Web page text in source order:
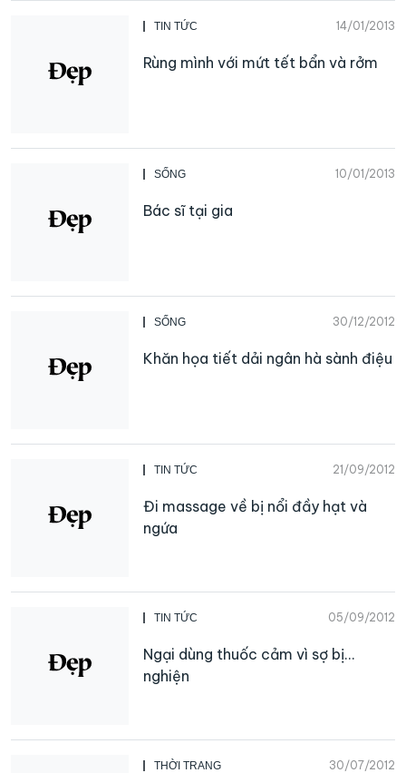
TIN TỨC 14/01/2013
Rùng mình với mứt tết bẩn và rởm
SỐNG 10/01/2013
Bác sĩ tại gia
SỐNG 30/12/2012
Khăn họa tiết dải ngân hà sành điệu
TIN TỨC 21/09/2012
Đi massage về bị nổi đầy hạt và
ngứa
TIN TỨC 05/09/2012
Ngại dùng thuốc cảm vì sợ bị…
nghiện
THỜI TRANG 30/07/2012